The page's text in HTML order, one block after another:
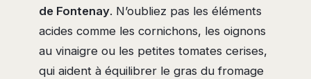
de Fontenay. N’oubliez pas les éléments
acides comme les cornichons, les oignons
au vinaigre ou les petites tomates cerises,
qui aident à équilibrer le gras du fromage